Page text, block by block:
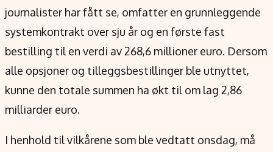
journalister har fått se, omfatter en grunnleggende
systemkontrakt over sju år og en første fast
bestilling til en verdi av 268,6 millioner euro. Dersom
alle opsjoner og tilleggsbestillinger ble utnyttet,
kunne den totale summen ha økt til om lag 2,86
milliarder euro.
I henhold til vilkårene som ble vedtatt onsdag, må